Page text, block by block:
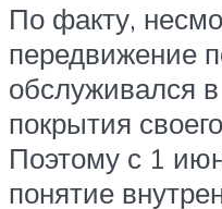
По факту,
передвижение
обслуживался
покрытия
Поэтому с 1
понятие